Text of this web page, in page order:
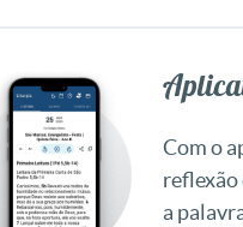
Com o
reflexão
a